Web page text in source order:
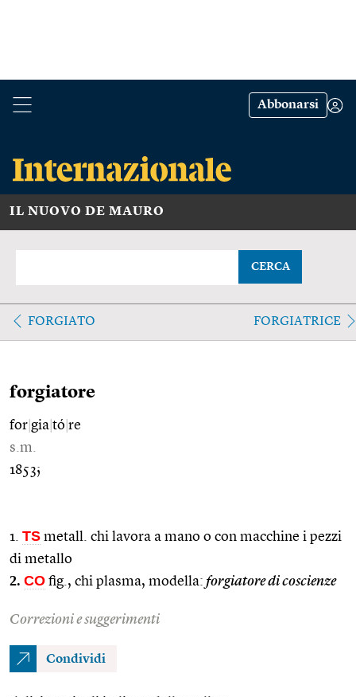
Abbonarsi
IL NUOVO DE MAURO
CERCA
FORGIATO FORGIATRICE
forgiatore
for gia tó re
s.m.
1853;
1. TS metall. chi lavora a mano o con macchine i pezzi
di metallo
2. CO fig., chi plasma, modella: forgiatore di coscienze
Correzioni e suggerimenti
Condividi